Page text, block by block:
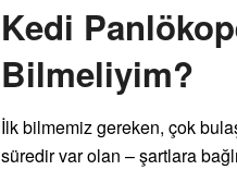
Kedi
Bilmeliyim?
İlk bilmemiz gereken, çok
süredir var olan – şartlara